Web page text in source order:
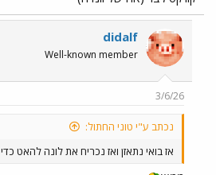
didalf
Well-known member
3/6/26
נכתב ע"י טוני החתול:
אז בואי נתאזן ואז נכריח את לונה להאט